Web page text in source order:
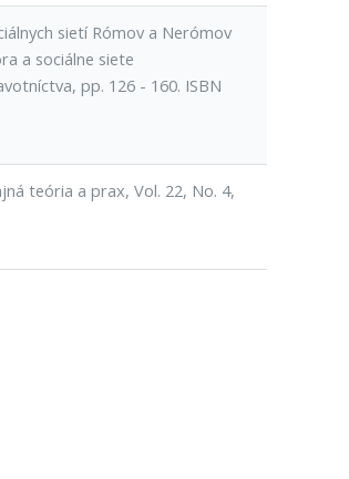
sietí Rómov a Nerómov
a sociálne siete
pp. 126 - 160. ISBN
teória a prax, Vol. 22, No. 4,